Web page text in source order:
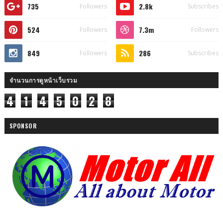
735 Followers 2.8k Subscribes
524 Followers 7.3m Followers
849 Followers 286 Subscribes
จำนวนการดูหน้าเว็บรวม
4 1 4 5 0 2 8
SPONSOR